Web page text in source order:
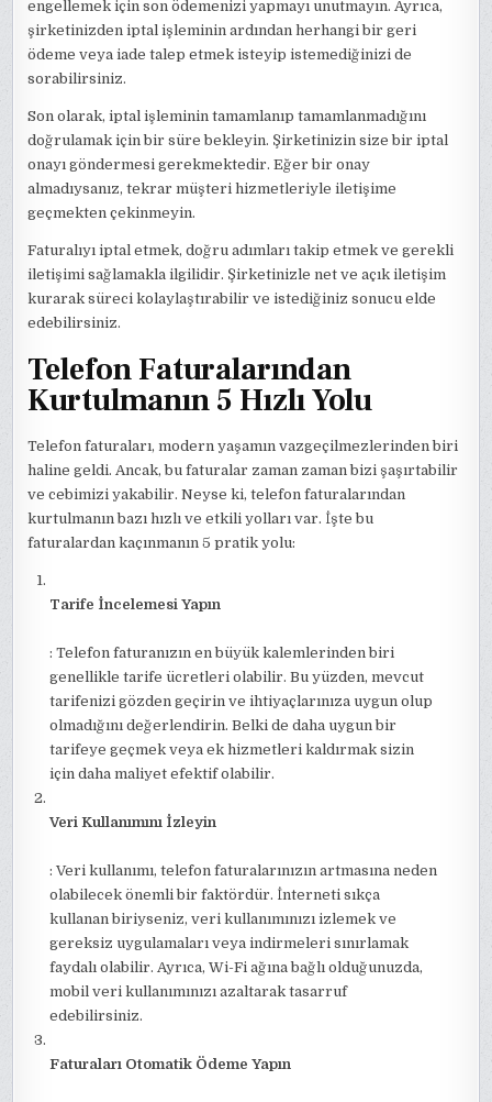
engellemek için son ödemenizi yapmayı unutmayın. Ayrıca,
şirketinizden iptal işleminin ardından herhangi bir geri
ödeme veya iade talep etmek isteyip istemediğinizi de
sorabilirsiniz.
Son olarak, iptal işleminin tamamlanıp tamamlanmadığını
doğrulamak için bir süre bekleyin. Şirketinizin size bir iptal
onayı göndermesi gerekmektedir. Eğer bir onay
almadıysanız, tekrar müşteri hizmetleriyle iletişime
geçmekten çekinmeyin.
Faturalıyı iptal etmek, doğru adımları takip etmek ve gerekli
iletişimi sağlamakla ilgilidir. Şirketinizle net ve açık iletişim
kurarak süreci kolaylaştırabilir ve istediğiniz sonucu elde
edebilirsiniz.
Telefon Faturalarından
Kurtulmanın 5 Hızlı Yolu
Telefon faturaları, modern yaşamın vazgeçilmezlerinden biri
haline geldi. Ancak, bu faturalar zaman zaman bizi şaşırtabilir
ve cebimizi yakabilir. Neyse ki, telefon faturalarından
kurtulmanın bazı hızlı ve etkili yolları var. İşte bu
faturalardan kaçınmanın 5 pratik yolu:
Tarife İncelemesi Yapın
: Telefon faturanızın en büyük kalemlerinden biri
genellikle tarife ücretleri olabilir. Bu yüzden, mevcut
tarifenizi gözden geçirin ve ihtiyaçlarınıza uygun olup
olmadığını değerlendirin. Belki de daha uygun bir
tarifeye geçmek veya ek hizmetleri kaldırmak sizin
için daha maliyet efektif olabilir.
Veri Kullanımını İzleyin
: Veri kullanımı, telefon faturalarınızın artmasına neden
olabilecek önemli bir faktördür. İnterneti sıkça
kullanan biriyseniz, veri kullanımınızı izlemek ve
gereksiz uygulamaları veya indirmeleri sınırlamak
faydalı olabilir. Ayrıca, Wi-Fi ağına bağlı olduğunuzda,
mobil veri kullanımınızı azaltarak tasarruf
edebilirsiniz.
Faturaları Otomatik Ödeme Yapın